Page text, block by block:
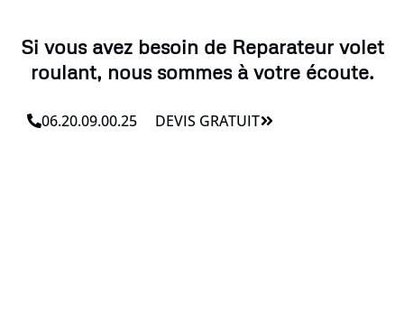
Si vous avez besoin de Reparateur volet
roulant, nous sommes à votre écoute.
06.20.09.00.25 DEVIS GRATUIT